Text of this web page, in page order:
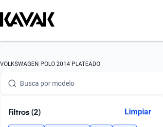
VOLKSWAGEN POLO 2014 PLATEADO
Busca por marca
Busca por modelo
Filtros (2) Limpiar